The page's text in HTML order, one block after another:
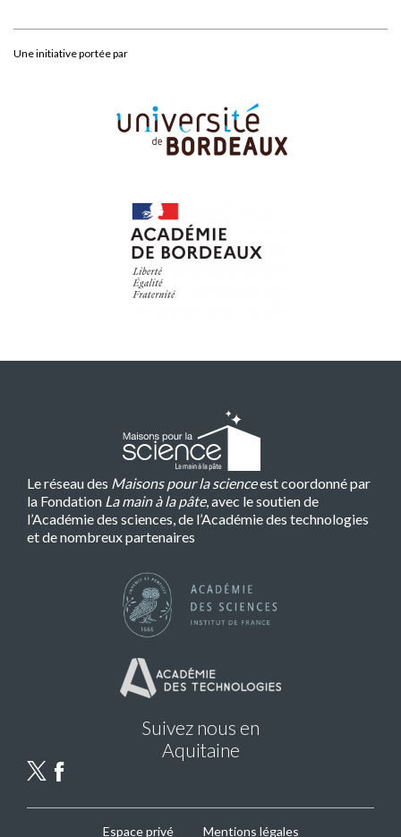
Une initiative portée par
Le réseau des Maisons pour la scienceest coordonné par
la Fondation La main à la pâte, avec le soutien de
l’Académie des sciences, de l’Académie des technologies
et de nombreux partenaires
Suivez nous en
Aquitaine
Espace privé Mentions légales